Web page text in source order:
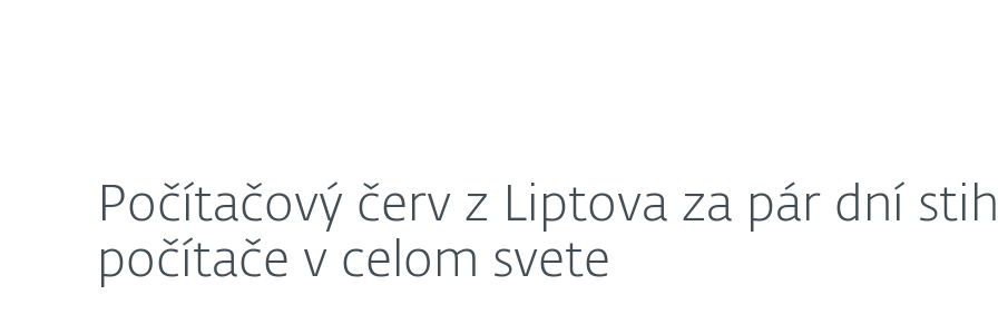
Počítačový červ z Liptova za pár dní
počítače v celom svete